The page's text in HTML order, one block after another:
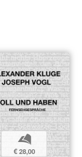
b
€ 28,00